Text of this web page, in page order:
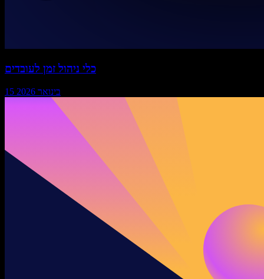
כלי ניהול זמן לעובדים
15 בינואר 2026